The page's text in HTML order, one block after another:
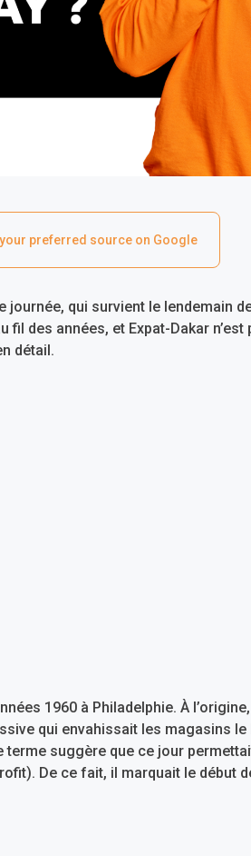
preferred source on Google
journée, qui survient le lendemain
fil des années, et Expat-Dakar
détail.
1960 à Philadelphie. À
qui envahissait les magasins le
suggère que ce jour
De ce fait, il marquait le début